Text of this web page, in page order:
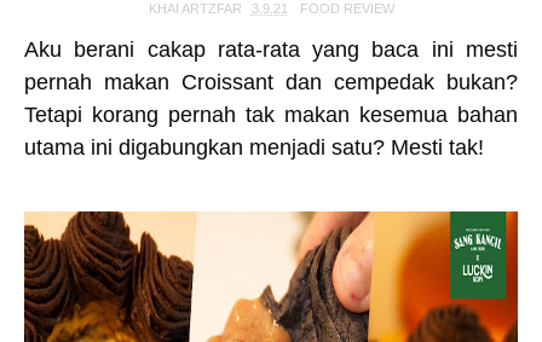
KHAI ARTZFAR 3.9.21 FOOD REVIEW
Aku berani cakap rata-rata yang baca ini mesti
pernah makan Croissant dan cempedak bukan?
Tetapi korang pernah tak makan kesemua bahan
utama ini digabungkan menjadi satu? Mesti tak!